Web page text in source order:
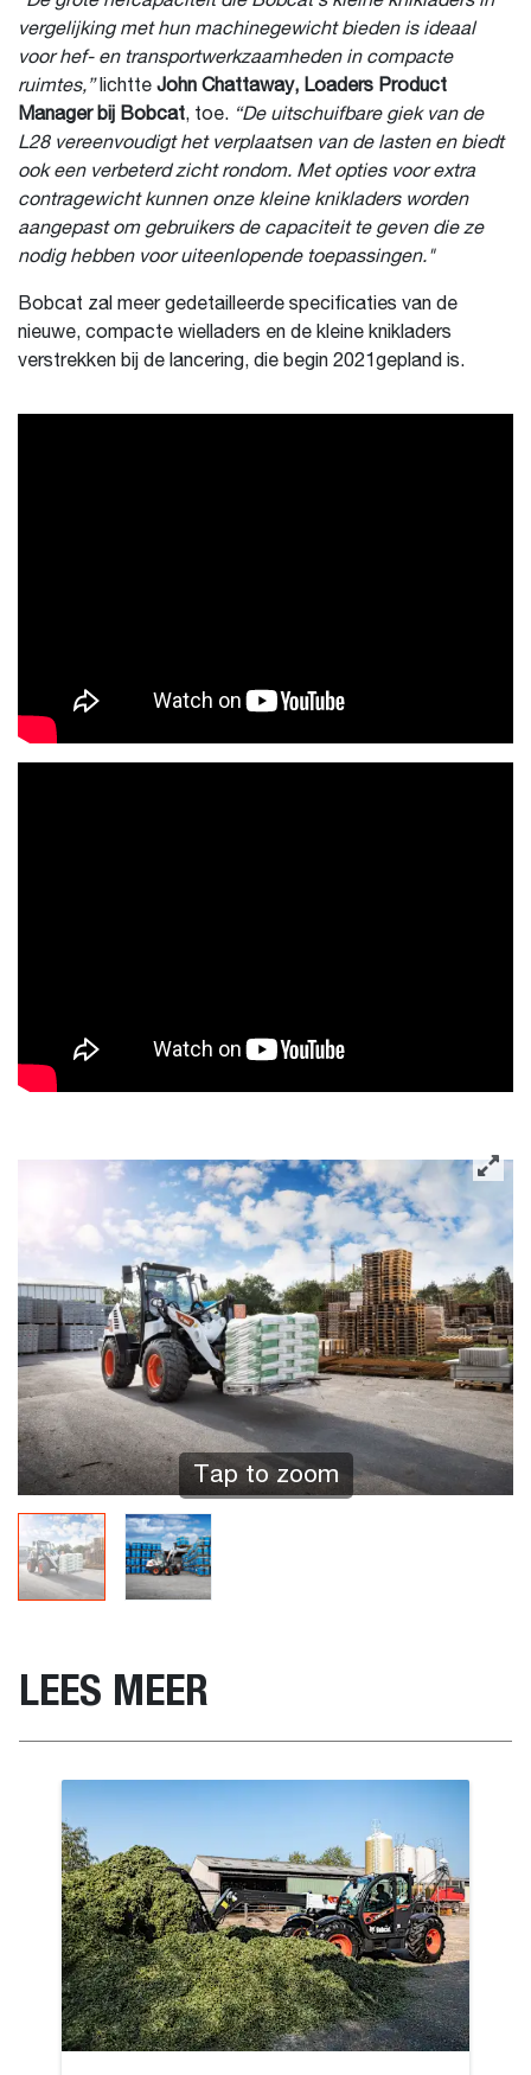
vergelijking met hun machinegewicht bieden is ideaal
voor hef- en transportwerkzaamheden in compacte
ruimtes,”lichtte John Chattaway, Loaders Product
Manager bij Bobcat, toe. “De uitschuifbare giek van de
L28 vereenvoudigt het verplaatsen van de lasten en biedt
ook een verbeterd zicht rondom. Met opties voor extra
contragewicht kunnen onze kleine knikladers worden
aangepast om gebruikers de capaciteit te geven die ze
nodig hebben voor uiteenlopende toepassingen."
Bobcat zal meer gedetailleerde specificaties van de
nieuwe, compacte wielladers en de kleine knikladers
verstrekken bij de lancering, die begin 2021gepland is.
Tap to zoom
LEES MEER